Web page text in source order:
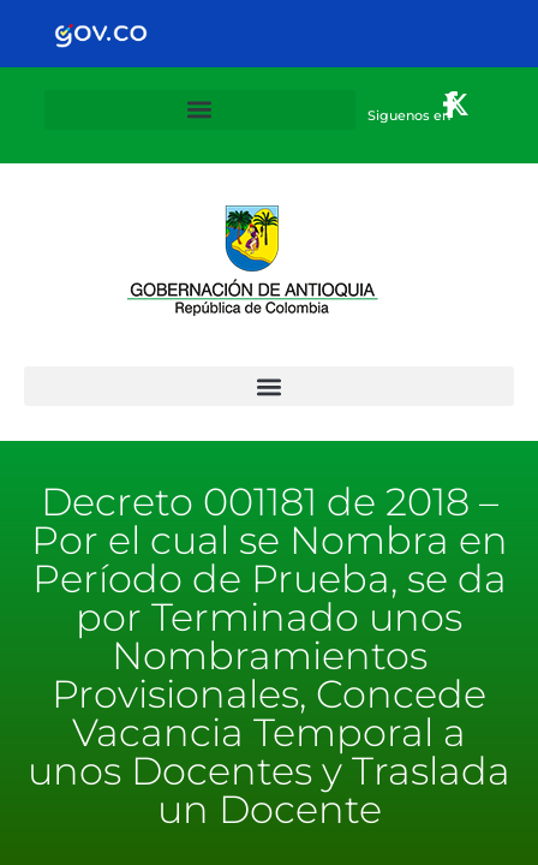
Siguenos en
Decreto 001181 de 2018 –
Por el cual se Nombra en
Período de Prueba, se da
por Terminado unos
Nombramientos
Provisionales, Concede
Vacancia Temporal a
unos Docentes y Traslada
un Docente